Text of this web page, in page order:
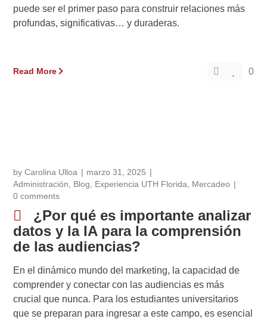
puede ser el primer paso para construir relaciones más
profundas, significativas… y duraderas.
Read More 0
byCarolina Ulloa
marzo 31, 2025
Administración
Blog Experiencia UTH Florida
Mercadeo
0 comments
¿Por qué es importante analizar
datos y la IA para la comprensión
de las audiencias?
En el dinámico mundo del marketing, la capacidad de
comprender y conectar con las audiencias es más
crucial que nunca. Para los estudiantes universitarios
que se preparan para ingresar a este campo, es esencial